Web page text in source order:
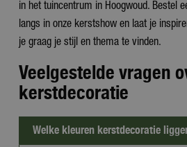
in het tuincentrum in Hoogwoud. Bestel
langs in onze kerstshow en laat je
je graag je stijl en thema te vinden.
Veelgestelde vragen
kerstdecoratie
Welke kleuren kerstdecoratie